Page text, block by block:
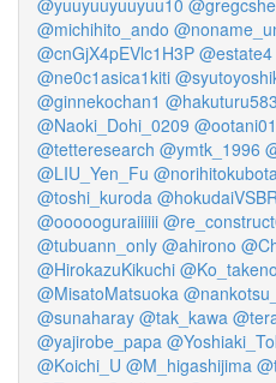
@yuuyuuyuuyuu10
@michihito_ando
@cnGjX4pEVlc1H3P @estate4
@ne0c1asica1kiti
@ginnekochan1 @hakuturu583
@Naoki_Dohi_0209 @ootani01
@tetteresearch @ymtk_1996
@LIU_Yen_Fu
@toshi_kuroda
@oooooguraiiiiii
@tubuann_only @ahirono
@HirokazuKikuchi
@MisatoMatsuoka
@sunaharay @tak_kawa
@yajirobe_papa
@Koichi_U @M_higashijima